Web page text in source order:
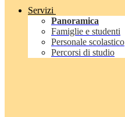
Servizi
Panoramica
Famiglie e studenti
Personale scolastico
Percorsi di studio